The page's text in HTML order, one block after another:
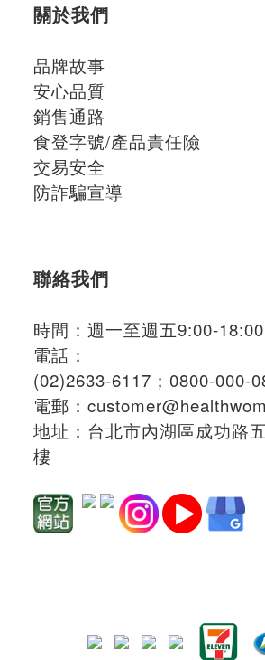
關於我們
品牌故事
安心品質
銷售通路
食登字號/產品責任險
交易安全
防詐騙宣導
聯絡我們
時間：週一至週五9:00-18:00
電話：
(02)2633-6117； 0800-000-
電郵：
地址： 台北市內湖區成功路
樓